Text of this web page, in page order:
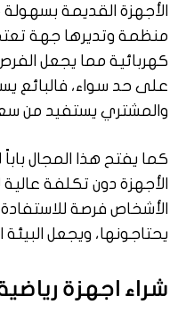
الأجهزة القديمة
منظمة وتديرها جهة
كهربائية مما يجعل
على حد سواء، فالبائع
والمشتري يستفيد من
كما يفتح هذا المجال باباً
الأجهزة دون تكلفة
الأشخاص فرصة
يحتاجونها، ويجعل البيئة
شراء اجهزة